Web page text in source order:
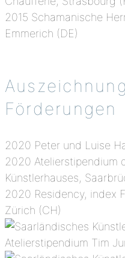
2015 Schamanische
Emmerich (DE)
Förderungen
2020 Peter und Luise
2020 Atelierstipendium
Künstlerhauses,
2020 Residency, index
Zürich (CH)